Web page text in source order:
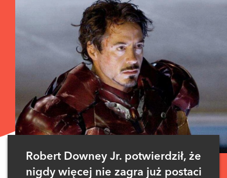
Robert Downey Jr. potwierdził, że
nigdy więcej nie zagra już postaci